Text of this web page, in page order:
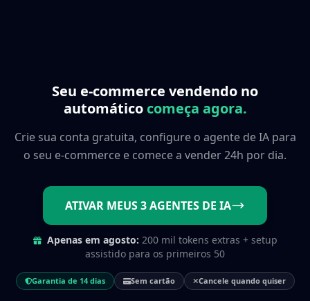
Seu e-commerce vendendo no
automático começa agora.
Crie sua conta gratuita, configure o agente de IA para
o seu e-commerce e comece a vender 24h por dia.
ATIVAR MEUS 3 AGENTES DE IA
Apenas em agosto: 200 mil tokens extras + setup
assistido para os primeiros 50
Garantia de 14 dias Sem cartão Cancele quando quiser